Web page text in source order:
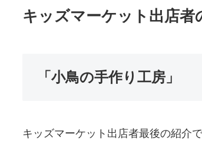
キッズマーケット出店者
「小鳥の手作り工房」
キッズマーケット出店者最後の紹介で